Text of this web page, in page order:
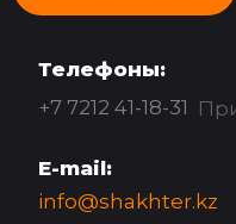
Телефоны:
+7 7212 41-18-31
E-mail:
info@shakhter.kz